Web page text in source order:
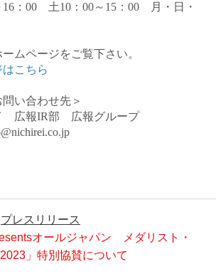
16 ： 00 土10 ： 00～ 15 ： 00 月・日・
ムページをご覧下さい。
こちら
い合わせ先＞
広報IR部 広報グループ
プレスリリース
オールジャパン メダリスト・
」特別協賛について